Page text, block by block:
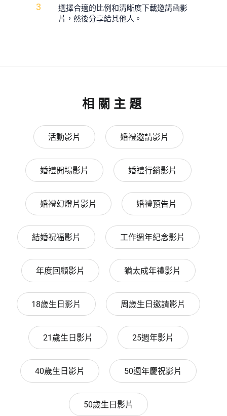
3
選擇合適的比例和清晰度下載邀請函影
片，然後分享給其他人。
相關主題
活動影片 婚禮邀請影片
婚禮開場影片 婚禮行銷影片
婚禮幻燈片影片 婚禮預告片
結婚祝福影片 工作週年紀念影片
年度回顧影片 猶太成年禮影片
18歲生日影片 周歲生日邀請影片
21歲生日影片 25週年影片
40歲生日影片 50週年慶祝影片
50歲生日影片